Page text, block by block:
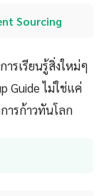
Sourcing
ารเรียนรู้สิ่งใหม่ๆ
Guide ไม่ใช่แค่
ารก้าวทันโลก